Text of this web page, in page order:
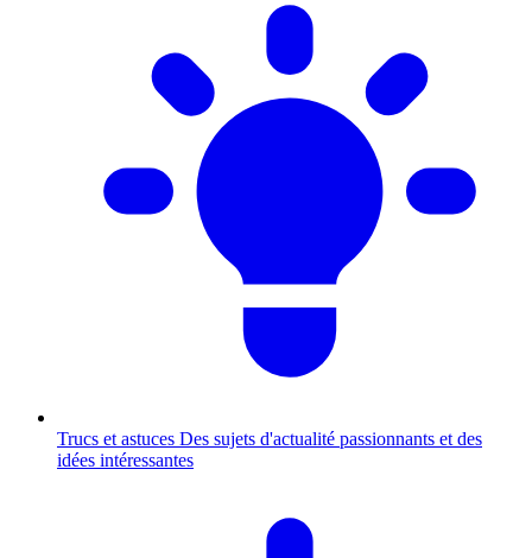
Trucs et astuces Des sujets d'actualité passionnants et des
idées intéressantes